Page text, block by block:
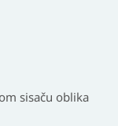
sisaču oblika